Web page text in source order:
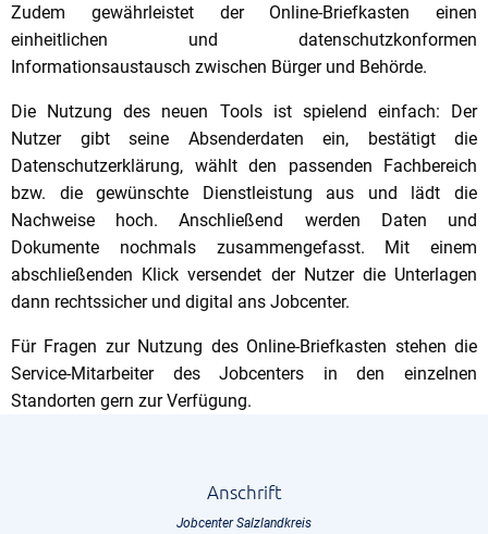
Zudem gewährleistet der Online-Briefkasten einen
einheitlichen und datenschutzkonformen
Informationsaustausch zwischen Bürger und Behörde.
Die Nutzung des neuen Tools ist spielend einfach: Der
Nutzer gibt seine Absenderdaten ein, bestätigt die
Datenschutzerklärung, wählt den passenden Fachbereich
bzw. die gewünschte Dienstleistung aus und lädt die
Nachweise hoch. Anschließend werden Daten und
Dokumente nochmals zusammengefasst. Mit einem
abschließenden Klick versendet der Nutzer die Unterlagen
dann rechtssicher und digital ans Jobcenter.
Für Fragen zur Nutzung des Online-Briefkasten stehen die
Service-Mitarbeiter des Jobcenters in den einzelnen
Standorten gern zur Verfügung.
Anschrift
Jobcenter Salzlandkreis